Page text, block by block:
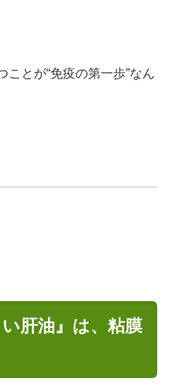
ことが“免疫の第一歩”なん
肝油』は、粘膜